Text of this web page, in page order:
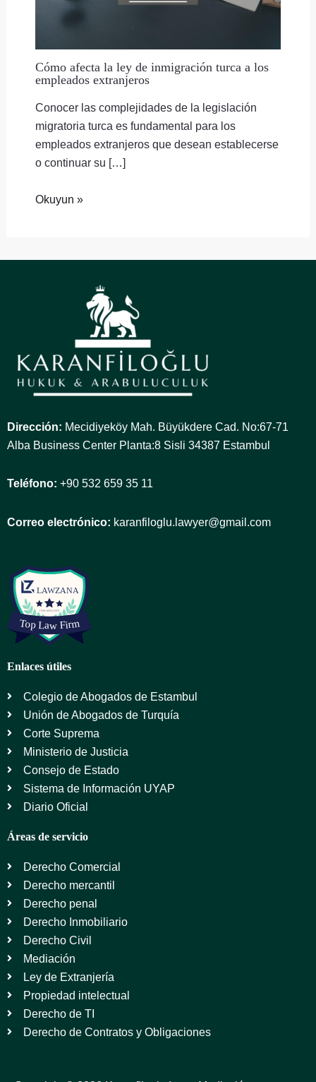
Cómo afecta la ley de inmigración turca a los
empleados extranjeros
Conocer las complejidades de la legislación
migratoria turca es fundamental para los
empleados extranjeros que desean establecerse
o continuar su […]
Okuyun »
Dirección: Mecidiyeköy Mah. Büyükdere Cad. No:67-71
Alba Business Center Planta:8 Sisli 34387 Estambul
Teléfono: +90 532 659 35 11
Correo electrónico: karanfiloglu.lawyer@gmail.com
Enlaces útiles
Colegio de Abogados de Estambul
Unión de Abogados de Turquía
Corte Suprema
Ministerio de Justicia
Consejo de Estado
Sistema de Información UYAP
Diario Oficial
Áreas de servicio
Derecho Comercial
Derecho mercantil
Derecho penal
Derecho Inmobiliario
Derecho Civil
Mediación
Ley de Extranjería
Propiedad intelectual
Derecho de TI
Derecho de Contratos y Obligaciones